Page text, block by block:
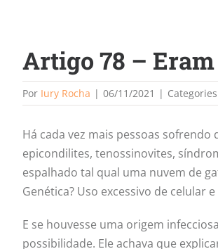
Artigo 78 –
Por Iury Rocha | 06/11/2021 |
Há cada vez mais pessoas
epicondilites, tenossinovites,
espalhado tal qual uma nuvem de
Genética? Uso excessivo de celular
E se houvesse uma origem
possibilidade. Ele achava que